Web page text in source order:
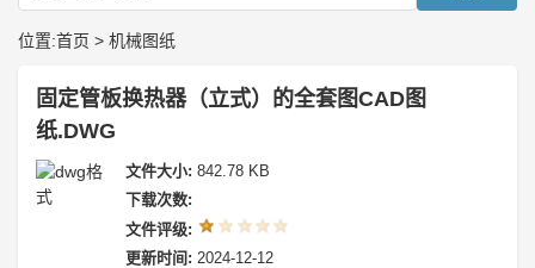
技术文档
我要上传
位置:首页 > 机械图纸
固定管板换热器（立式）的全套图CAD图
纸.DWG
文件大小: 842.78 KB
下载次数:
文件评级:
更新时间: 2024-12-12